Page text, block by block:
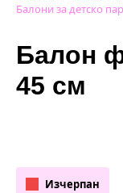
Балони за детско
Балон
45 см
Изчерпан